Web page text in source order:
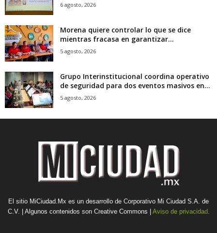
6 agosto, 2026
Morena quiere controlar lo que se dice
mientras fracasa en garantizar...
5 agosto, 2026
Grupo Interinstitucional coordina operativo
de seguridad para dos eventos masivos en...
5 agosto, 2026
El sitio MiCiudad.Mx es un desarrollo de Corporativo Mi Ciudad S.A. de
C.V. | Algunos contenidos son Creative Commons | Aviso de privacidad.